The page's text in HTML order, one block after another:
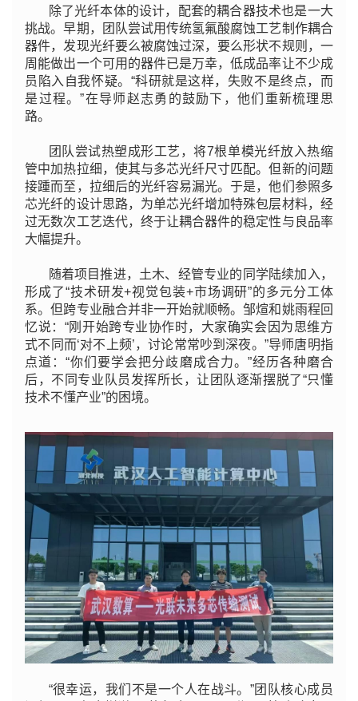
除了光纤本体的设计，配套的耦合器技术也是一大
挑战。早期，团队尝试用传统氢氟酸腐蚀工艺制作耦合
器件，发现光纤要么被腐蚀过深，要么形状不规则，一
周能做出一个可用的器件已是万幸，低成品率让不少成
员陷入自我怀疑。“科研就是这样，失败不是终点，而
是过程。”在导师赵志勇的鼓励下，他们重新梳理思
路。
团队尝试热塑成形工艺，将7根单模光纤放入热缩
管中加热拉细，使其与多芯光纤尺寸匹配。但新的问题
接踵而至，拉细后的光纤容易漏光。于是，他们参照多
芯光纤的设计思路，为单芯光纤增加特殊包层材料，经
过无数次工艺迭代，终于让耦合器件的稳定性与良品率
大幅提升。
随着项目推进，土木、经管专业的同学陆续加入，
形成了“技术研发+视觉包装+市场调研”的多元分工体
系。但跨专业融合并非一开始就顺畅。邹煊和姚雨程回
忆说：“刚开始跨专业协作时，大家确实会因为思维方
式不同而‘对不上频’，讨论常常吵到深夜。”导师唐明指
点道：“你们要学会把分歧磨成合力。”经历各种磨合
后，不同专业队员发挥所长，让团队逐渐摆脱了“只懂
技术不懂产业”的困境。
“很幸运，我们不是一个人在战斗。”团队核心成员